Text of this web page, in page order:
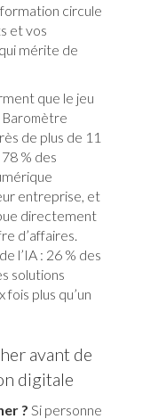
circule
et vos
mérite de
que le jeu
Baromètre
de plus de 11
% des
entreprise, et
directement
d’affaires.
l’IA : 26 % des
solutions
plus qu’un
avant de
digitale
? Si personne